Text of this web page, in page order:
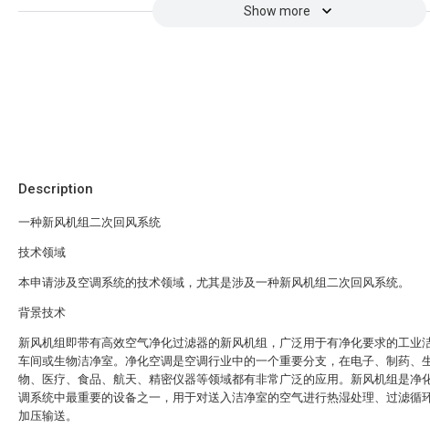
Show more
Description
一种新风机组二次回风系统
技术领域
本申请涉及空调系统的技术领域，尤其是涉及一种新风机组二次回风系统。
背景技术
新风机组即带有高效空气净化过滤器的新风机组，广泛用于有净化要求的工业
车间或生物洁净室。净化空调是空调行业中的一个重要分支，在电子、制药、
物、医疗、食品、航天、精密仪器等领域都有非常广泛的应用。新风机组是净
调系统中最重要的设备之一，用于对送入洁净室的空气进行热湿处理、过滤循
加压输送。